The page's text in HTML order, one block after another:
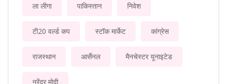
ला लीगा पाकिस्तान निवेश
टी20 वर्ल्ड कप स्टॉक मार्केट कांग्रेस
राजस्थान आर्सेनल मैनचेस्टर यूनाइटेड
नरेंद्र मोदी